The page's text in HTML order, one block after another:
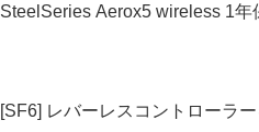
SteelSeries Aerox5 wireless 1年
[SF6] レバーレスコントローラ